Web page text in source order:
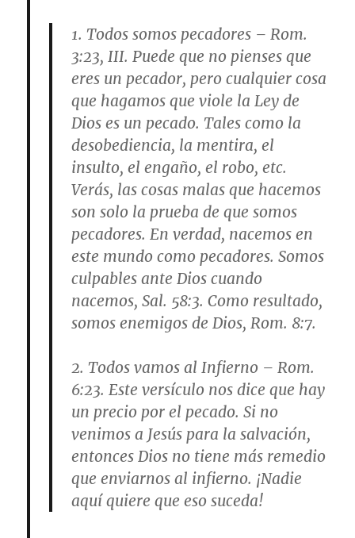
1. Todos somos pecadores – Rom.
3:23, III. Puede que no pienses que
eres un pecador, pero cualquier cosa
que hagamos que viole la Ley de
Dios es un pecado. Tales como la
desobediencia, la mentira, el
insulto, el engaño, el robo, etc.
Verás, las cosas malas que hacemos
son solo la prueba de que somos
pecadores. En verdad, nacemos en
este mundo como pecadores. Somos
culpables ante Dios cuando
nacemos, Sal. 58:3. Como resultado,
somos enemigos de Dios, Rom. 8:7.
2. Todos vamos al Infierno – Rom.
6:23. Este versículo nos dice que hay
un precio por el pecado. Si no
venimos a Jesús para la salvación,
entonces Dios no tiene más remedio
que enviarnos al infierno. ¡Nadie
aquí quiere que eso suceda!